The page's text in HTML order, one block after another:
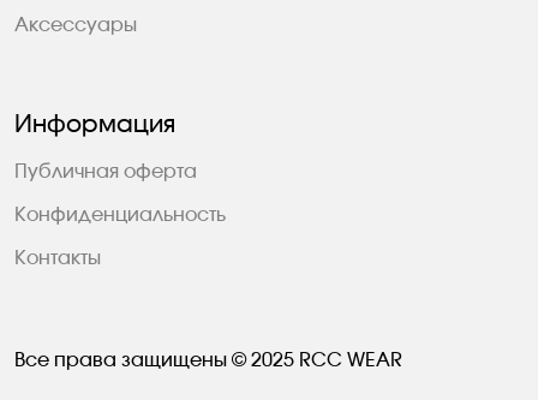
Аксессуары
Информация
Публичная оферта
Конфиденциальность
Контакты
Все права защищены © 2025 RCC WEAR